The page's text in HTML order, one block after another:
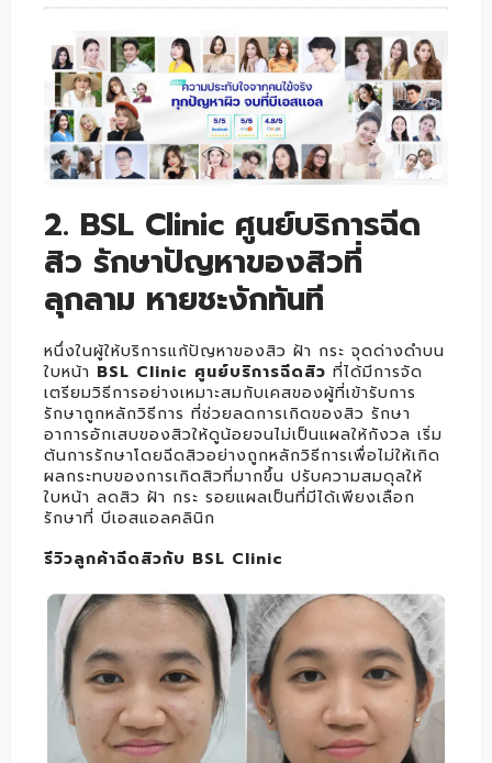
2. BSL Clinic ศูนย์บริการฉีด
สิว รักษาปัญหาของสิวที่
ลุกลาม หายชะงักทันที
หนึ่งในผู้ให้บริการแก้ปัญหาของสิว ฝ้า กระ จุดด่างดำบน
ใบหน้า BSL Clinic ศูนย์บริการฉีดสิว ที่ได้มีการจัด
เตรียมวิธีการอย่างเหมาะสมกับเคสของผู้ที่เข้ารับการ
รักษาถูกหลักวิธีการ ที่ช่วยลดการเกิดของสิว รักษา
อาการอักเสบของสิวให้ดูน้อยจนไม่เป็นแผลให้กังวล เริ่ม
ต้นการรักษาโดยฉีดสิวอย่างถูกหลักวิธีการเพื่อไม่ให้เกิด
ผลกระทบของการเกิดสิวที่มากขึ้น ปรับความสมดุลให้
ใบหน้า ลดสิว ฝ้า กระ รอยแผลเป็นที่มีได้เพียงเลือก
รักษาที่ บีเอสแอลคลินิก
รีวิวลูกค้าฉีดสิวกับ BSL Clinic